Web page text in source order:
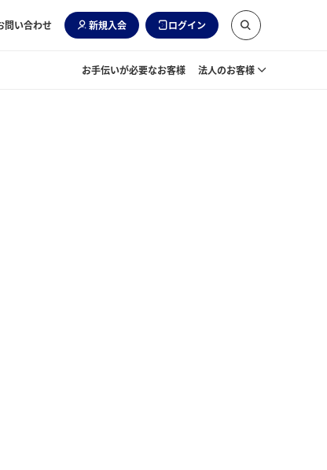
問い合わせ 新規入会 ログイン
お手伝いが必要なお客様 法人のお客様